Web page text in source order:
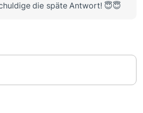
die späte Antwort! 😇😇